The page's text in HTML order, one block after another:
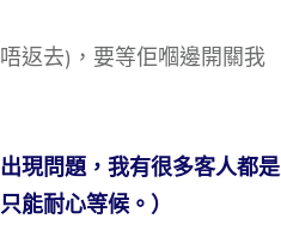
返去)，要等佢嗰邊開關我
現問題，我有很多客人都是
能耐心等候。）